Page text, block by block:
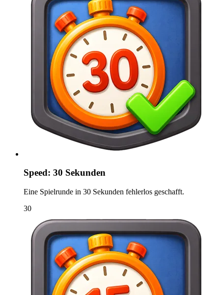
Speed: 30 Sekunden
Eine Spielrunde in 30 Sekunden fehlerlos geschafft.
30